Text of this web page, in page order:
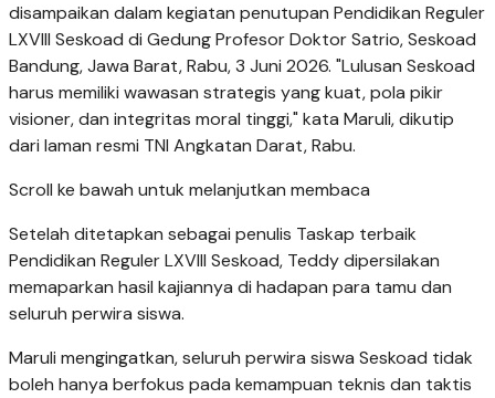
disampaikan dalam kegiatan penutupan Pendidikan Reguler
LXVIII Seskoad di Gedung Profesor Doktor Satrio, Seskoad
Bandung, Jawa Barat, Rabu, 3 Juni 2026. "Lulusan Seskoad
harus memiliki wawasan strategis yang kuat, pola pikir
visioner, dan integritas moral tinggi," kata Maruli, dikutip
dari laman resmi TNI Angkatan Darat, Rabu.
Scroll ke bawah untuk melanjutkan membaca
Setelah ditetapkan sebagai penulis Taskap terbaik
Pendidikan Reguler LXVIII Seskoad, Teddy dipersilakan
memaparkan hasil kajiannya di hadapan para tamu dan
seluruh perwira siswa.
Maruli mengingatkan, seluruh perwira siswa Seskoad tidak
boleh hanya berfokus pada kemampuan teknis dan taktis